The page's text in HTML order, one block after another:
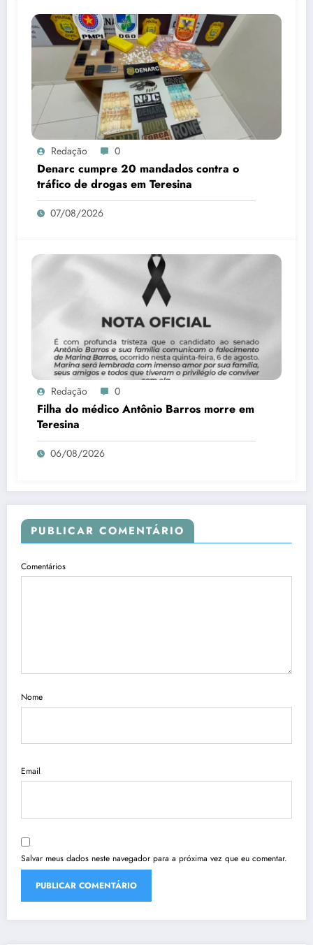
Redação 0
Denarc cumpre 20 mandados contra o
tráfico de drogas em Teresina
07/08/2026
Redação 0
Filha do médico Antônio Barros morre em
Teresina
06/08/2026
PUBLICAR COMENTÁRIO
Comentários
Nome
Email
Salvar meus dados neste navegador para a próxima vez que eu comentar.